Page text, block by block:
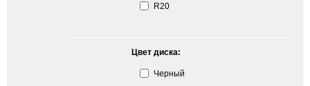
R20
Цвет диска:
Черный